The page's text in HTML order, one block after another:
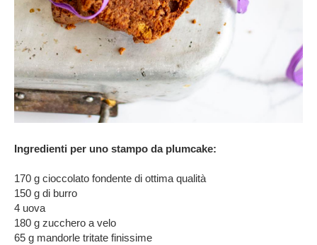
Ingredienti per uno stampo da plumcake:
170 g cioccolato fondente di ottima qualità
150 g di burro
4 uova
180 g zucchero a velo
65 g mandorle tritate finissime